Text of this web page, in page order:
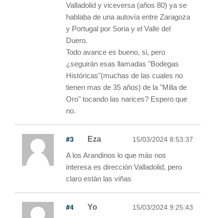
Valladolid y viceversa (años 80) ya se
hablaba de una autovía entre Zaragoza
y Portugal por Soria y el Valle del
Duero.
Todo avance es bueno, si, pero
¿seguirán esas llamadas "Bodegas
Históricas"(muchas de las cuales no
tienen mas de 35 años) de la "Milla de
Oro" tocando las narices? Espero que
no.
#3 Eza 15/03/2024 8:53:37
A los Arandinos lo que más nos
interesa es dirección Valladolid, pero
claro están las viñas
#4 Yo 15/03/2024 9:25:43